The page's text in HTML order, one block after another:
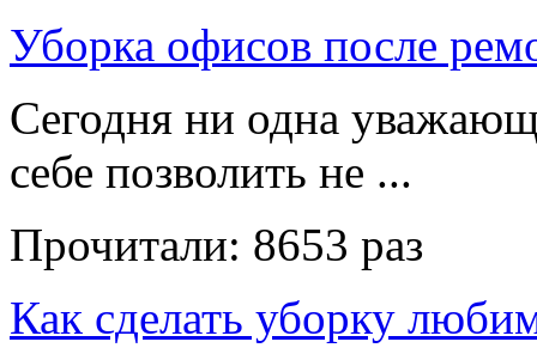
Уборка офисов после
Сегодня ни одна
себе позволить не ...
Прочитали: 8653 раз
Как сделать уборку